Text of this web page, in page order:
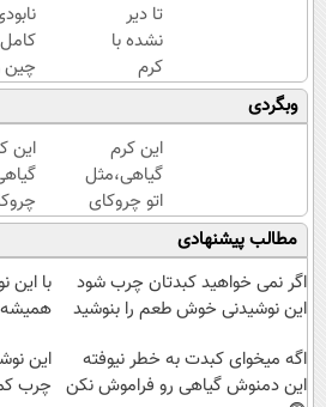
تا دیر
نشده با
کرم
ضدچروک
جلبک
پوستتو
صاف و
آینه ای
کن!
کامل
چین
با
وبگردی
این کرم
گیاهی،مثل
اتو چروکای
پوستتوصاف
میکنه!50%تخفیف
این
صاف
ویژه
مطالب پیشنهادی
اگر نمی خواهید کبدتان چرب شود
این نوشیدنی خوش طعم را بنوشید
با این
همیشه
اگه میخوای کبدت به خطر نیوفته
این دمنوش گیاهی رو فراموش نکن
این
چرب